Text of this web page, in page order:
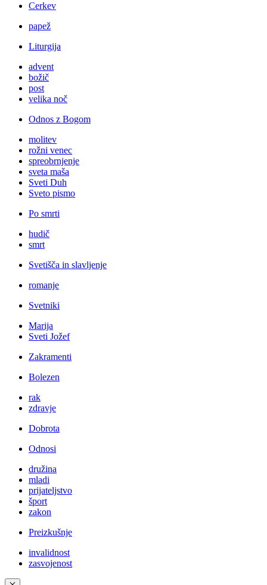
Cerkev
papež
Liturgija
advent
božič
post
velika noč
Odnos z Bogom
molitev
rožni venec
spreobrnjenje
sveta maša
Sveti Duh
Sveto pismo
Po smrti
hudič
smrt
Svetišča in slavljenje
romanje
Svetniki
Marija
Sveti Jožef
Zakramenti
Bolezen
rak
zdravje
Dobrota
Odnosi
družina
mladi
prijateljstvo
šport
zakon
Preizkušnje
invalidnost
zasvojenost